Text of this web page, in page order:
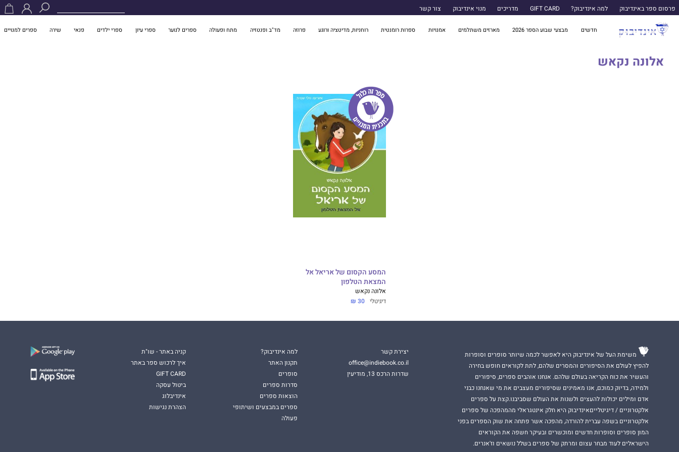
פרסום ספר באינדיבוק למה אינדיבוק? GIFT CARD מדריכים מנוי אינדיבוק צור קשר
חדשים מבצעי שבוע הספר 2026 מארזים משתלמים אמנויות ספרות רומנטית רוחניות, מדיטציה ורוגע פרוזה מד"ב ופנטזיה מתח ופעולה ספרים לנוער ספרי עיון ספרי ילדים פנאי שירה ספרים למנויים
אלונה נקאש
המסע הקסום של אריאל אל
המצאת הטלפון
אלונה נקאש
דיגיטלי 30 ₪
משימת העל של אינדיבוק היא לאפשר לכמה שיותר סופרים וסופרות
להפיץ לעולם את הסיפורים והמסרים שלהם, לתת לקוראים חופש בחירה
והעשיר את כוח הקריאה בעולם שלהם. אנחנו אוהבים ספרים, סיפורים
ולמידה, בדיוק כמוכם, אנו מאמינים שסיפורים מעצבים את מי שאנחנו כבני
אדם ומילים יכולות להעצים ולשנות את העולם שסביבנו.קצת על ספרים
אלקטרוניים / דיגיטלייםאינדיבוק היא חלק אינטגראלי מהמהפכה של ספרים
אלקטרוניים בשפה עברית להורדה, מהפכה אשר פתחה את שוק הספרים בפני
המון סופרים וסופרות חדשים ומוכשרים ובעיקר חשפה את הקוראים
הישראלים לעוד מבחר עצום ומרתק של ספרים בשלל נושאים וז'אנרים.
יצירת קשר
office@indiebook.co.il
שדרות הרכס 13, מודיעין
למה אינדיבוק?
תקנון האתר
סופרים
סדרות ספרים
הוצאות ספרים
ספרים במבצעים ושיתופי
פעולה
קניה באתר - שו"ת
איך לרכוש ספר באתר
GIFT CARD
ביטול עסקה
אינדיבלוג
הצהרת נגישות